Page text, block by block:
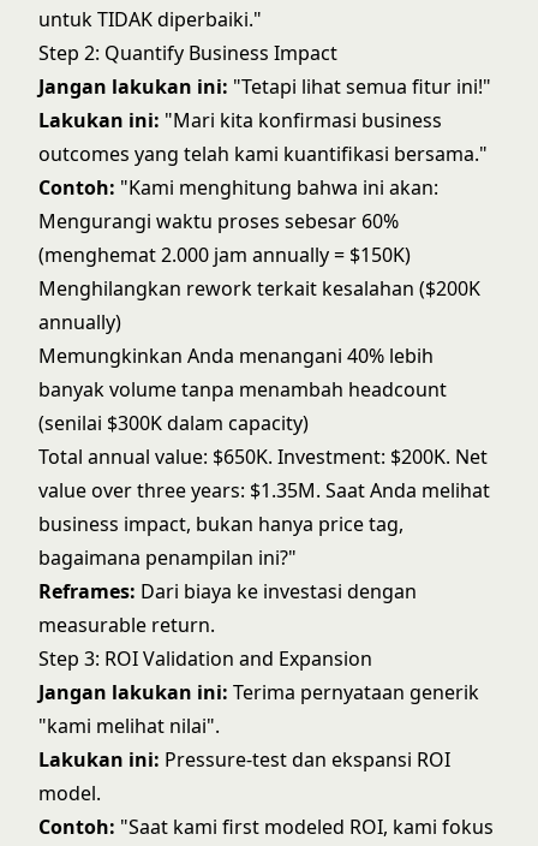
untuk TIDAK diperbaiki."
Step 2: Quantify Business Impact
Jangan lakukan ini: "Tetapi lihat semua fitur ini!"
Lakukan ini: "Mari kita konfirmasi business
outcomes yang telah kami kuantifikasi bersama."
Contoh: "Kami menghitung bahwa ini akan:
Mengurangi waktu proses sebesar 60%
(menghemat 2.000 jam annually = $150K)
Menghilangkan rework terkait kesalahan ($200K
annually)
Memungkinkan Anda menangani 40% lebih
banyak volume tanpa menambah headcount
(senilai $300K dalam capacity)
Total annual value: $650K. Investment: $200K. Net
value over three years: $1.35M. Saat Anda melihat
business impact, bukan hanya price tag,
bagaimana penampilan ini?"
Reframes: Dari biaya ke investasi dengan
measurable return.
Step 3: ROI Validation and Expansion
Jangan lakukan ini: Terima pernyataan generik
"kami melihat nilai".
Lakukan ini: Pressure-test dan ekspansi ROI
model.
Contoh: "Saat kami first modeled ROI, kami fokus